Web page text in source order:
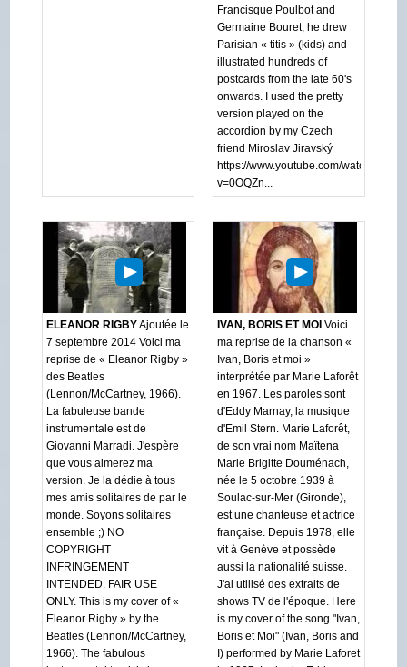
Francisque Poulbot and
Germaine Bouret; he drew
Parisian « titis » (kids) and
illustrated hundreds of
postcards from the late 60's
onwards. I used the pretty
version played on the
accordion by my Czech
friend Miroslav Jiravský
https://www.youtube.com/watch?
v=0OQZn...
ELEANOR RIGBYAjoutée le
7 septembre 2014 Voici ma
reprise de « Eleanor Rigby »
des Beatles
(Lennon/McCartney, 1966).
La fabuleuse bande
instrumentale est de
Giovanni Marradi. J'espère
que vous aimerez ma
version. Je la dédie à tous
mes amis solitaires de par le
monde. Soyons solitaires
ensemble ;) NO
COPYRIGHT
INFRINGEMENT
INTENDED. FAIR USE
ONLY. This is my cover of «
Eleanor Rigby » by the
Beatles (Lennon/McCartney,
1966). The fabulous
IVAN, BORIS ET MOI Voici
ma reprise de la chanson «
Ivan, Boris et moi »
interprétée par Marie Laforêt
en 1967. Les paroles sont
d'Eddy Marnay, la musique
d'Emil Stern. Marie Laforêt,
de son vrai nom Maïtena
Marie Brigitte Douménach,
née le 5 octobre 1939 à
Soulac-sur-Mer (Gironde),
est une chanteuse et actrice
française. Depuis 1978, elle
vit à Genève et possède
aussi la nationalité suisse.
J'ai utilisé des extraits de
shows TV de l'époque. Here
is my cover of the song "Ivan,
Boris et Moi" (Ivan, Boris and
I) performed by Marie Laforet